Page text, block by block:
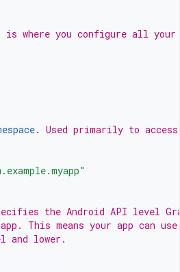
is where you configure all
. Used primarily to
the Android API level
This means your app can
and lower.